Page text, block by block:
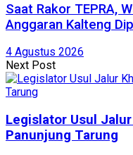
Saat Rakor TEPRA,
Anggaran Kalteng
4 Agustus 2026
Next Post
Legislator Usul
Panunjung Tarung